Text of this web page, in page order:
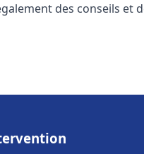
des conseils et